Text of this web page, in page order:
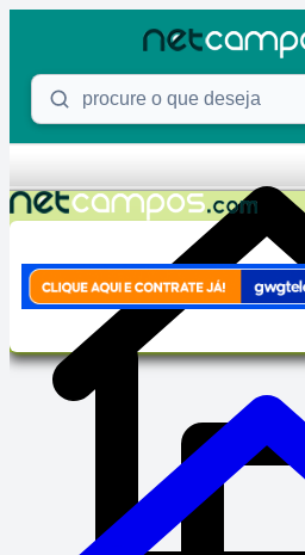
Procure o que deseja